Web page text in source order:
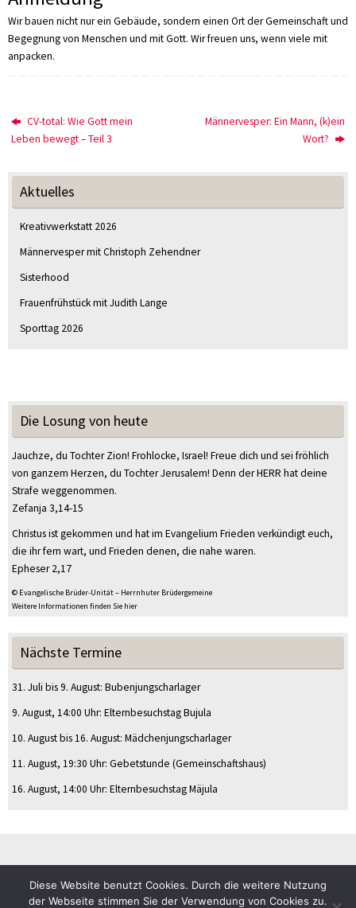
Wir bauen nicht nur ein Gebäude, sondern einen Ort der Gemeinschaft und
Begegnung von Menschen und mit Gott. Wir freuen uns, wenn viele mit
anpacken.
CV-total: Wie Gott mein
Leben bewegt – Teil 3
Männervesper: Ein Mann, (k)ein
Wort?
Aktuelles
Kreativwerkstatt 2026
Männervesper mit Christoph Zehendner
Sisterhood
Frauenfrühstück mit Judith Lange
Sporttag 2026
Die Losung von heute
Jauchze, du Tochter Zion! Frohlocke, Israel! Freue dich und sei fröhlich
von ganzem Herzen, du Tochter Jerusalem! Denn der HERR hat deine
Strafe weggenommen.
Zefanja 3,14-15
Christus ist gekommen und hat im Evangelium Frieden verkündigt euch,
die ihr fern wart, und Frieden denen, die nahe waren.
Epheser 2,17
© Evangelische Brüder-Unität – Herrnhuter Brüdergemeine
Weitere Informationen finden Sie hier
Nächste Termine
31. Juli bis9. August: Bubenjungscharlager
9. August, 14:00 Uhr: Elternbesuchstag Bujula
10. Augustbis16. August: Mädchenjungscharlager
11. August, 19:30 Uhr: Gebetstunde (Gemeinschaftshaus)
16. August, 14:00 Uhr: Elternbesuchstag Mäjula
© CVJM Sulz am Eck e.V.
Diese Website benutzt Cookies. Durch die weitere Nutzung
der Webseite stimmen Sie der Verwendung von Cookies zu.